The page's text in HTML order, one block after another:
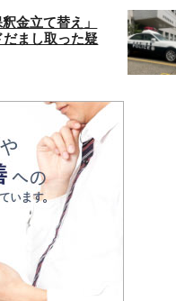
金立て替え」
まし取った疑